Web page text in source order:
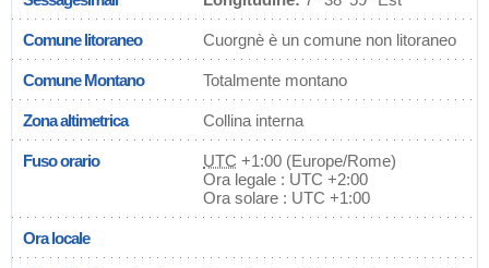
Comune litoraneo Cuorgnè è un comune non litoraneo
Comune Montano Totalmente montano
Zona altimetrica Collina interna
Fuso orario UTC +1:00 (Europe/Rome)
Ora legale : UTC +2:00
Ora solare : UTC +1:00
Ora locale